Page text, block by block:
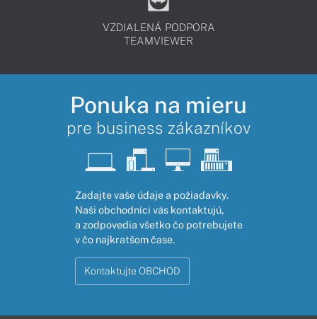
VZDIALENÁ PODPORA
TEAMVIEWER
Ponuka na mieru
pre business zákazníkov
Zadajte vaše údaje a požiadavky.
Naši obchodníci vás kontaktujú,
a zodpovedia všetko čo potrebujete
v čo najkratšom čase.
Kontaktujte OBCHOD